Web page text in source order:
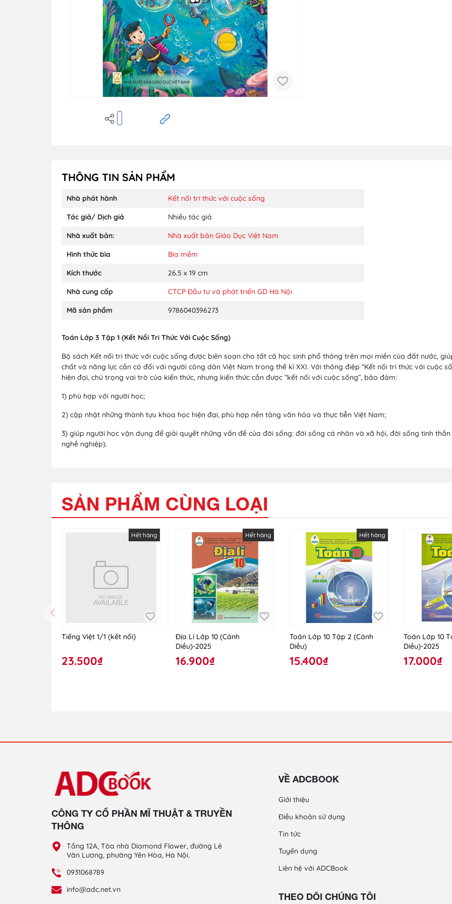
THÔNG TIN SẢN PHẨM
Nhà phát hành Kết nối tri thức với cuộc sống
Tác giả/ Dịch giả Nhiều tác giả
Nhà xuất bản: Nhà xuất bản Giáo Dục Việt Nam
Hình thức bìa Bìa mềm
Kích thước 26.5 x 19 cm
Nhà cung cấp CTCP Đầu tư và phát triển GD Hà Nội
Mã sản phẩm 9786040396273
Toán Lớp 3 Tập 1 (Kết Nối Tri Thức Với Cuộc Sống)
Bộ sách Kết nối tri thức với cuộc sống được biên soạn cho tất cả học sinh phổ thông trên mọi miền của đất nước,
chất và năng lực cần có đối với người công dân Việt Nam trong thế kỉ XXI. Với thông điệp “Kết nối tri thức với cuộc
hiện đại, chú trọng vai trò của kiến thức, nhưng kiến thức cần được “kết nối với cuộc sống”, bảo đảm:
1) phù hợp với người học;
2) cập nhật những thành tựu khoa học hiện đại, phù hợp nền tảng văn hóa và thực tiễn Việt Nam;
3) giúp người học vận dụng để giải quyết những vấn đề của đời sống: đời sống cá nhân và xã hội, đời sống tinh
nghề nghiệp).
SẢN PHẨM CÙNG LOẠI
Hết hàng
Tiếng Việt 1/1 (kết nối)
23.500₫
Hết hàng
Địa Lí Lớp 10 (Cánh
Diều)-2025
16.900₫
Hết hàng
Toán Lớp 10 Tập 2 (Cánh
Diều)
15.400₫
Toán Lớp 10
Diều)-2025
17.000₫
CÔNG TY CỔ PHẦN MĨ THUẬT & TRUYỀN
THÔNG
Tầng 12A, Tòa nhà Diamond Flower, đường Lê
Văn Lương, phường Yên Hòa, Hà Nội.
0931068789
info@adc.net.vn
VỀ ADCBOOK
Giới thiệu
Điều khoản sử dụng
Tin tức
Tuyển dụng
Liên hệ với ADCBook
THEO DÕI CHÚNG TÔI